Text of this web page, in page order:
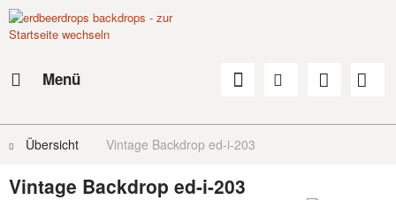
Menü
Übersicht Vintage Backdrop ed-i-203
Vintage Backdrop ed-i-203